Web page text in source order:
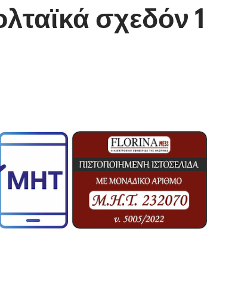
σχεδόν 1